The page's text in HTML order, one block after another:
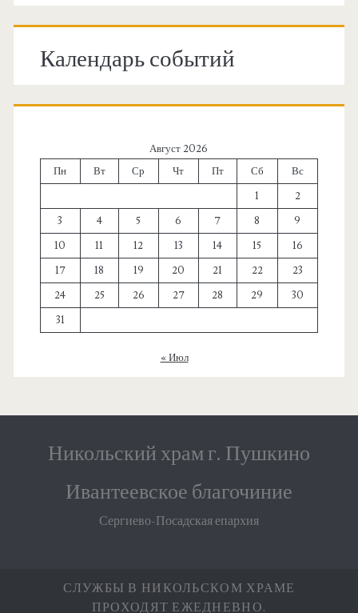
Календарь событий
Август 2026
Пн
Вт Ср Чт Пт Сб
Вс
1
2
3
4 5 6 7 8
9
10
11 12 13 14 15
16
17
18 19 20 21 22
23
24
25 26 27 28 29
30
31
« Июл
Никольский храм г. Пушкино
Ивантеевское благочиние
Сергиево-Посадская епархия
СЛУЖБЫ В НИКОЛЬСКОМ ХРАМЕ
ПРОХОДЯТ ЕЖЕДНЕВНО.